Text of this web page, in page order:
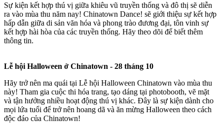
Sự kiện kết hợp thú vị giữa khiêu vũ truyền thống và đô thị sẽ diễn
ra vào mùa thu năm nay! Chinatown Dance! sẽ giới thiệu sự kết hợp
hấp dẫn giữa di sản văn hóa và phong trào đương đại, tôn vinh sự
kết hợp hài hòa của các truyền thống. Hãy theo dõi để biết thêm
thông tin.
Lễ hội Halloween ở Chinatown - 28 tháng 10
Hãy trở nên ma quái tại Lễ hội Halloween Chinatown vào mùa thu
này! Tham gia cuộc thi hóa trang, tạo dáng tại photobooth, vẽ mặt
và tận hưởng nhiều hoạt động thú vị khác. Đây là sự kiện dành cho
mọi lứa tuổi để trở nên hoang dã và ăn mừng Halloween theo cách
độc đáo của Chinatown!